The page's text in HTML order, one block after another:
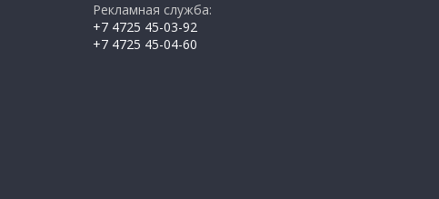
Рекламная служба:
+7 4725 45-03-92
+7 4725 45-04-60